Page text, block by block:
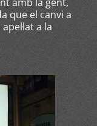
que el canvi a
a la